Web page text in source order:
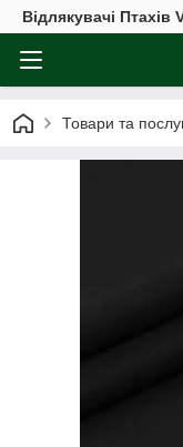
Відлякувачі Птахів
Товари та